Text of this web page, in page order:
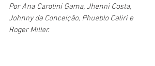
Por Ana Carolini Gama, Jhenni Costa,
Johnny da Conceição, Phueblo Caliri e
Roger Miller.